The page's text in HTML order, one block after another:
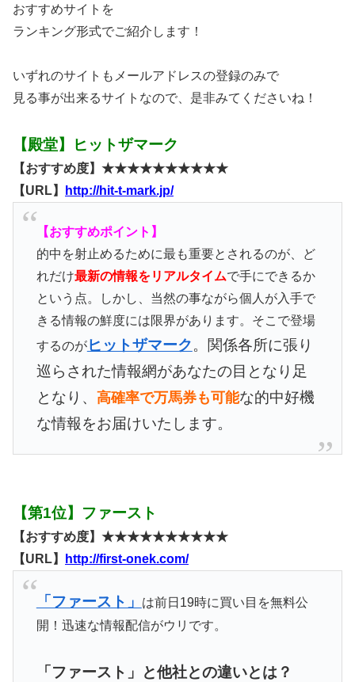
おすすめサイトを
ランキング形式でご紹介します！
いずれのサイトもメールアドレスの登録のみで
見る事が出来るサイトなので、是非みてくださいね！
【殿堂】ヒットザマーク
【おすすめ度】★★★★★★★★★★
【URL】
http://hit-t-mark.jp/
【おすすめポイント】
的中を射止めるために最も重要とされるのが、ど
れだけ最新の情報をリアルタイムで手にできるか
という点。しかし、当然の事ながら個人が入手で
きる情報の鮮度には限界があります。そこで登場
するのがヒットザマーク。関係各所に張り
巡らされた情報網があなたの目となり足
となり、 高確率で万馬券も可能な的中好機
な情報をお届けいたします。
【第1位】ファースト
【おすすめ度】★★★★★★★★★★
【URL】
http://first-onek.com/
「ファースト」
は前日19時に買い目を無料公
開！迅速な情報配信がウリです。
「ファースト」と他社との違いとは？